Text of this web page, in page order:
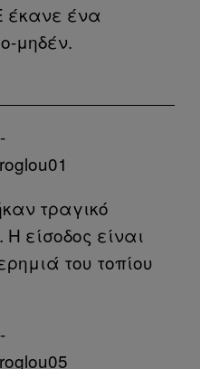
έκανε ένα
μηδέν.
τραγικό
είσοδος είναι
του τοπίου